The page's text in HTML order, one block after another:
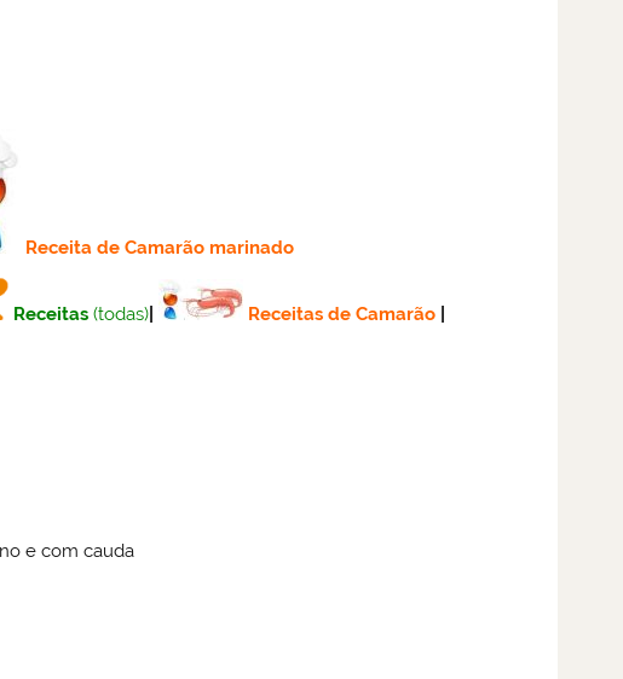
Receita de Camarão marinado
Receitas (todas)| Receitas de Camarão|
e com cauda